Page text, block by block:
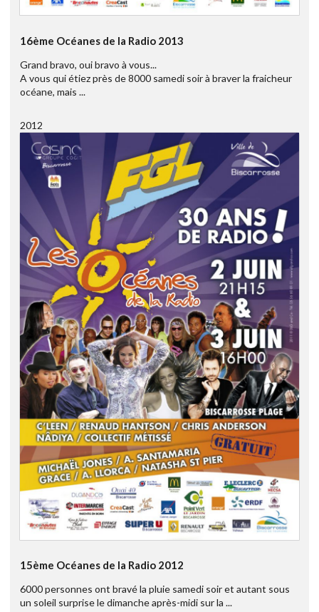
16ème Océanes de la Radio 2013
Grand bravo, oui bravo à vous...
A vous qui étiez près de 8000 samedi soir à braver la fraicheur
océane, mais ...
2012
15ème Océanes de la Radio 2012
6000 personnes ont bravé la pluie samedi soir et autant sous
un soleil surprise le dimanche après-midi sur la ...